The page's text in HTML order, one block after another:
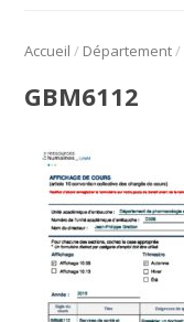
Accueil / Département/
GBM6112